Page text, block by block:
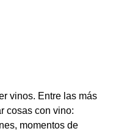
vinos. Entre las más
cosas con vino:
momentos de